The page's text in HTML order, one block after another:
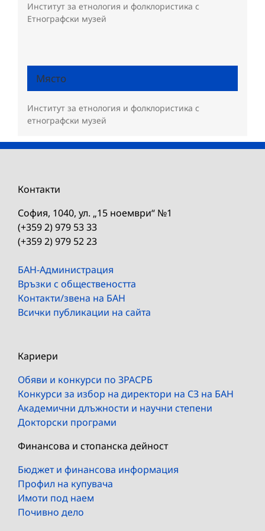
Институт за етнология и фолклористика с
Етнографски музей
Място
Институт за етнология и фолклористика с
етнографски музей
Контакти
София, 1040, ул. „15 ноември“ №1
(+359 2) 979 53 33
(+359 2) 979 52 23
БАН-Администрация
Връзки с обществеността
Контакти/звена на БАН
Всички публикации на сайта
Кариери
Обяви и конкурси по ЗРАСРБ
Конкурси за избор на директори на СЗ на БАН
Академични длъжности и научни степени
Докторски програми
Финансова и стопанска дейност
Бюджет и финансова информация
Профил на купувача
Имоти под наем
Почивно дело